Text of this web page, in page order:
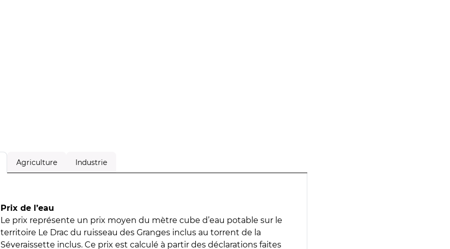
Agriculture Industrie
Prix de l’eau
Le prix représente un prix moyen du mètre cube d’eau potable sur le
territoire Le Drac du ruisseau des Granges inclus au torrent de la
Séveraissette inclus. Ce prix est calculé à partir des déclarations faites